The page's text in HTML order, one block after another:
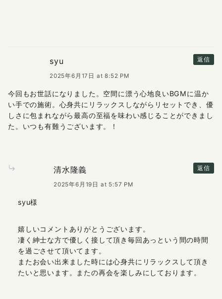
返信
syu
2025年6月17日 at 8:52 PM
今回もお世話になりました。空間に漂う心地良いBGMに温か
い手での施術。心身共にリラックスしながらリセットでき、優
しさに包まれながら最高の至福を味わい感じることができまし
た。いつも有難うございます。！
返信
清水隆義
2025年6月19日 at 5:57 PM
syu様
嬉しいコメントありがとうございます。
凄く紳士な方で優しく接して頂き毎回あっという間の時間
を過ごさせて頂いてます。
またお会い出来ました時には心身共にリラックスして頂き
たいと思います。またの再会を楽しみにしております。